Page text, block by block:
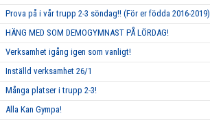
Prova på i vår trupp 2-3 söndag!! (För er födda 2016-2019)
HÄNG MED SOM DEMOGYMNAST PÅ LÖRDAG!
Verksamhet igång igen som vanligt!
Inställd verksamhet 26/1
Många platser i trupp 2-3!
Alla Kan Gympa!